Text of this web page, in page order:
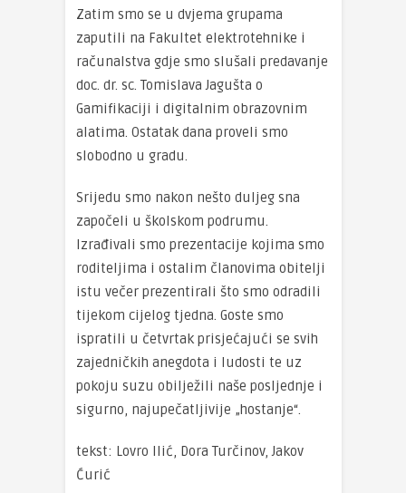
Zatim smo se u dvjema grupama
zaputili na Fakultet elektrotehnike i
računalstva gdje smo slušali predavanje
doc. dr. sc. Tomislava Jagušta o
Gamifikaciji i digitalnim obrazovnim
alatima. Ostatak dana proveli smo
slobodno u gradu.
Srijedu smo nakon nešto duljeg sna
započeli u školskom podrumu.
Izrađivali smo prezentacije kojima smo
roditeljima i ostalim članovima obitelji
istu večer prezentirali što smo odradili
tijekom cijelog tjedna. Goste smo
ispratili u četvrtak prisjećajući se svih
zajedničkih anegdota i ludosti te uz
pokoju suzu obilježili naše posljednje i
sigurno, najupečatljivije „hostanje“.
tekst: Lovro Ilić, Dora Turčinov, Jakov
Ćurić